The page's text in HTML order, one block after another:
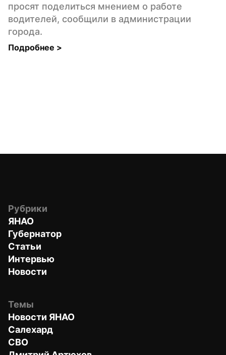
просят поделиться мнением о работе
водителей, сообщили в администрации
города.
Подробнее >
Рубрики
ЯНАО
Губернатор
Статьи
Интервью
Новости
Темы
Новости ЯНАО
Салехард
СВО